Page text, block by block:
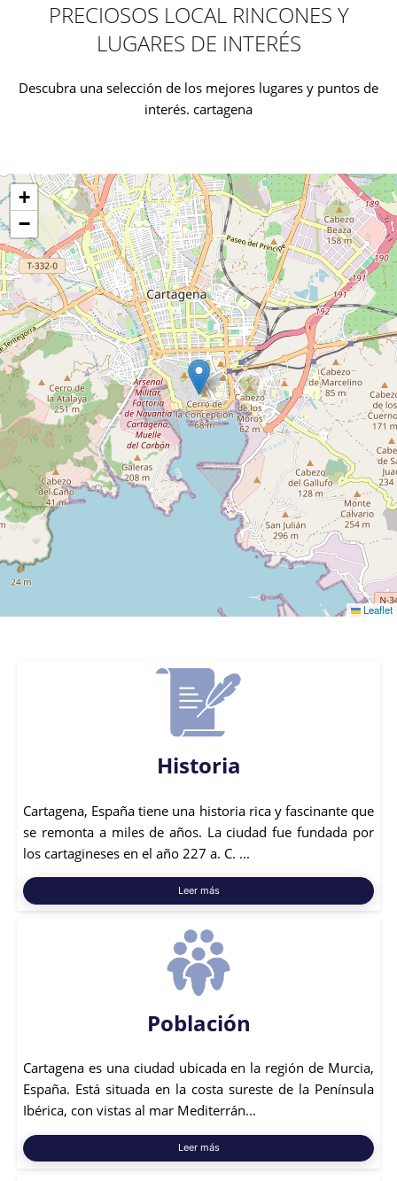
PRECIOSOS LOCAL RINCONES Y
LUGARES DE INTERÉS
Descubra una selección de los mejores lugares y puntos de
interés. cartagena
+
−
Leaflet
Historia
Cartagena, España tiene una historia rica y fascinante que
se remonta a miles de años. La ciudad fue fundada por
los cartagineses en el año 227 a. C. ...
Leer más
Población
Cartagena es una ciudad ubicada en la región de Murcia,
España. Está situada en la costa sureste de la Península
Ibérica, con vistas al mar Mediterrán...
Leer más